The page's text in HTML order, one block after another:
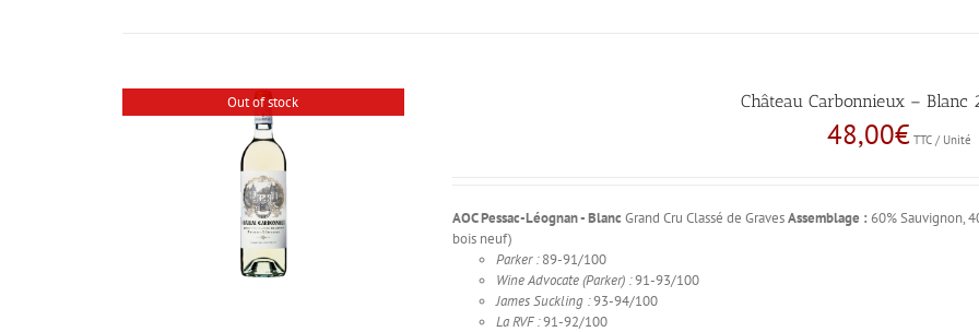
Out of stock Château Carbonnieux – Blanc
48,00€ TTC / Unité
AOC Pessac-Léognan - Blanc Grand Cru Classé de GravesAssemblage : 60% Sauvignon,
bois neuf)
Parker :89-91/100
Wine Advocate (Parker) :91-93/100
James Suckling :93-94/100
La RVF :91-92/100